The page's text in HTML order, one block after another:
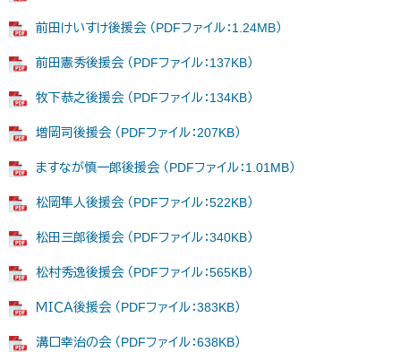
前田けいすけ後援会 （PDFファイル：1.24MB）
前田憲秀後援会 （PDFファイル：137KB）
牧下恭之後援会 （PDFファイル：134KB）
増岡司後援会 （PDFファイル：207KB）
ますなが慎一郎後援会 （PDFファイル：1.01MB）
松岡隼人後援会 （PDFファイル：522KB）
松田三郎後援会 （PDFファイル：340KB）
松村秀逸後援会 （PDFファイル：565KB）
ＭＩＣＡ後援会 （PDFファイル：383KB）
溝口幸治の会 （PDFファイル：638KB）